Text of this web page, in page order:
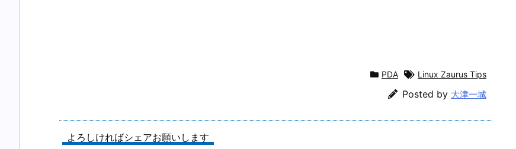
PDA Linux Zaurus Tips
Posted by 大津一城
よろしければシェアお願いします